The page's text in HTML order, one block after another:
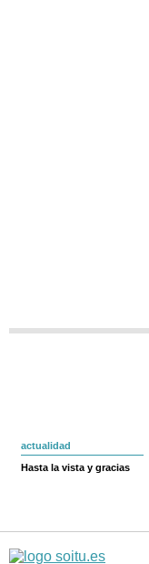
actualidad
Hasta la vista y gracias